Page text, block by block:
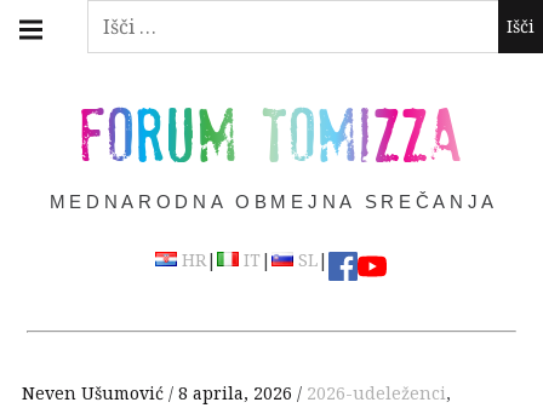
Išči:
Skip
FORUM TOMIZZA
MEDNARODNA OBMEJNA SREČANJA
HR| IT | SL|
navigation
Neven Ušumović 8 aprila, 2026 2026-udeleženci,